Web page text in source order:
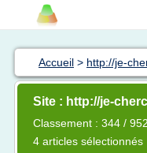
Accueil > http://je-
Site : http://je-
Classement : 344 / 952
4 articles sélectionnés